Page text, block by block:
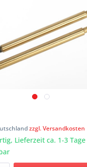
zzgl. Versandkosten
Lieferzeit ca. 1-3 Tage